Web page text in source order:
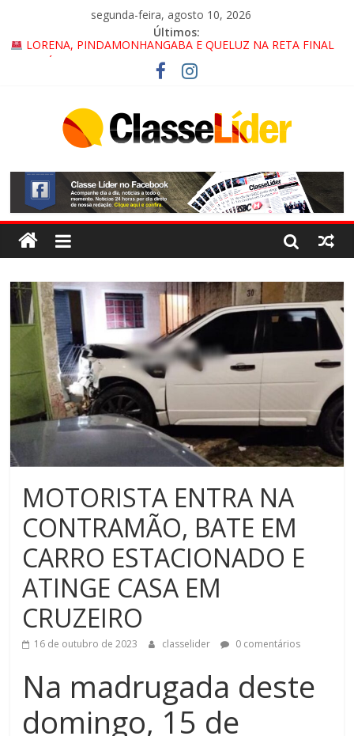
segunda-feira, agosto 10, 2026
Últimos:
LORENA, PINDAMONHANGABA E QUELUZ NA RETA FINAL
PELA FÁBRICA DA COCA-COLA!
CRUZEIRO VIRA CENÁRIO DE FILME NACIONAL COM ESTREIA
“HÁ PRESENÇA DO COMANDO VERMELHO NO VALE”, AFIRMA
ACESSO À APARECIDA NA DUTRA SERÁ BLOQUEADO NO FIM
DE SEMANA; MOTORISTAS DEVEM USAR ROTAS
ALTERNATIVAS
MOTORISTA ENTRA NA
CONTRAMÃO, BATE EM
CARRO ESTACIONADO E
ATINGE CASA EM
CRUZEIRO
16 de outubro de 2023 classelider 0 comentários
Na madrugada deste
domingo, 15 de